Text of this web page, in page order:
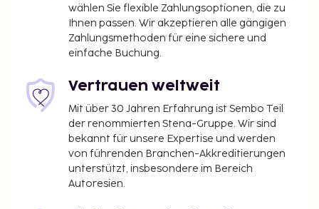
wählen Sie flexible Zahlungsoptionen, die zu
Ihnen passen. Wir akzeptieren alle gängigen
Zahlungsmethoden für eine sichere und
einfache Buchung.
Vertrauen weltweit
Mit über 30 Jahren Erfahrung ist Sembo Teil
der renommierten Stena-Gruppe. Wir sind
bekannt für unsere Expertise und werden
von führenden Branchen-Akkreditierungen
unterstützt, insbesondere im Bereich
Autoresien.